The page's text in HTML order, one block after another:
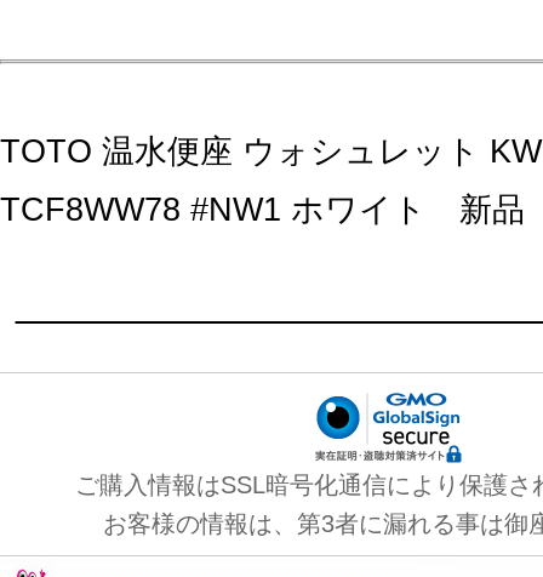
TOTO 温水便座 ウォシュレット
TCF8WW78 #NW1 ホワイト 新品
ご購入情報はSSL暗号化通信により保護さ
お客様の情報は、第3者に漏れる事は御